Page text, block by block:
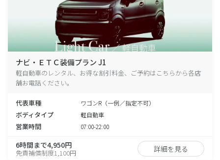
ナビ・ＥＴＣ装備プラン J1
軽自動車のレンタル、お得な割引料金、ご予約はこちらから各店
舗お電話ください。
代表車種 ワゴンR（一例／指定不可）
ボディタイプ 軽自動車
営業時間 07:00-22:00
6時間まで4,950円
免責補償制度1,100円 詳細を見る